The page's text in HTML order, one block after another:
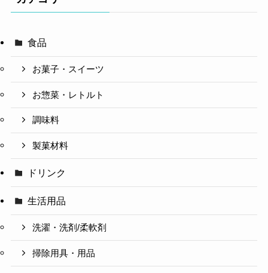
食品
お菓子・スイーツ
お惣菜・レトルト
調味料
製菓材料
ドリンク
生活用品
洗濯・洗剤/柔軟剤
掃除用具・用品